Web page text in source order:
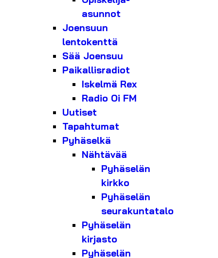
asunnot
Joensuun
lentokenttä
Sää Joensuu
Paikallisradiot
Iskelmä Rex
Radio Oi FM
Uutiset
Tapahtumat
Pyhäselkä
Nähtävää
Pyhäselän
kirkko
Pyhäselän
seurakuntatalo
Pyhäselän
kirjasto
Pyhäselän